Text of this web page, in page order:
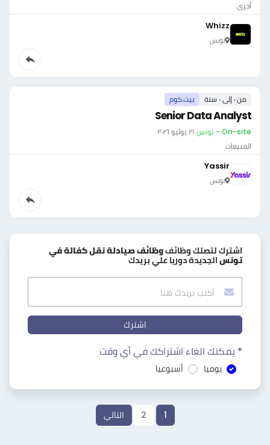
أخرى
Whizz
تونس
من ٠ إلى ٠ سنة بيت.كوم
Senior Data Analyst
On-site - تونس ·٢١ يوليو ٢٠٢٦
المبيعات
Yassir
تونس
اشترك لتصلك وظائفوظائف صيادلة نقل كفالة في
تونس الجديدة دوريا علي بريدك
اشترك
* يمكنك الغاء اشتراكك في أي وقت
يوميا أسبوعيا
1
2 التالي